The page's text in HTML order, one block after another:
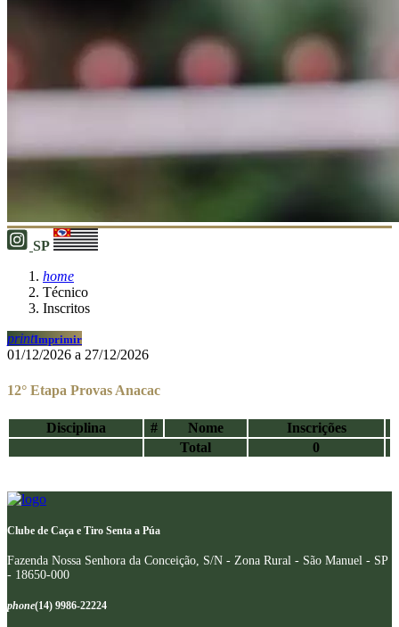
SP
home
Técnico
Inscritos
printImprimir
01/12/2026 a 27/12/2026
12° Etapa Provas Anacac
Disciplina # Nome
Inscrições
Total
0
Clube de Caça e Tiro Senta a Púa
Fazenda Nossa Senhora da Conceição, S/N - Zona Rural - São Manuel - SP
- 18650-000
phone(14) 9986-22224